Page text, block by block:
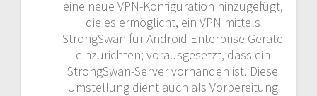
eine neue VPN-Konfiguration hinzugefügt,
die es ermöglicht, ein VPN mittels
StrongSwan für Android Enterprise Geräte
einzurichten; vorausgesetzt, dass ein
StrongSwan-Server vorhanden ist. Diese
Umstellung dient auch als Vorbereitung